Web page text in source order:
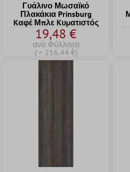
Γυάλινο Μωσαϊκό
Πλακάκια Prinsburg
Kαφέ Μπλε Kυματιστός
19,48 €
ανά Φύλλο(α)
( = 216,44 €)